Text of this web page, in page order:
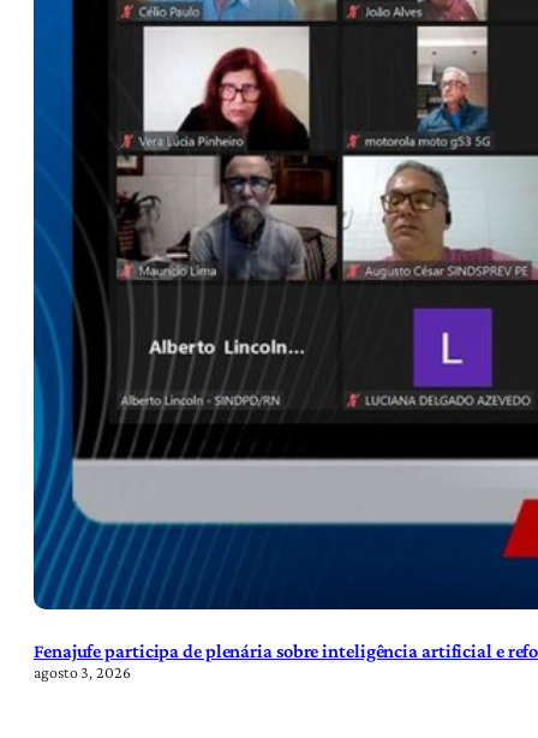
Fenajufe participa de plenária sobre inteligência artificial e
agosto 3, 2026